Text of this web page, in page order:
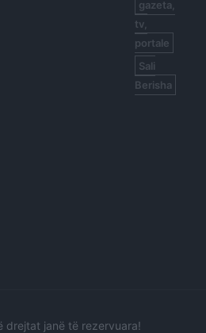
gazeta,
tv,
portale
Sali
Berisha
drejtat janë të rezervuara!